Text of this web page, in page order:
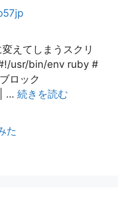
えてしまうスクリ
usr/bin/env ruby #
ロック
… 続きを読む
た